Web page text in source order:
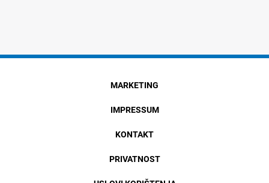
MARKETING
IMPRESSUM
KONTAKT
PRIVATNOST